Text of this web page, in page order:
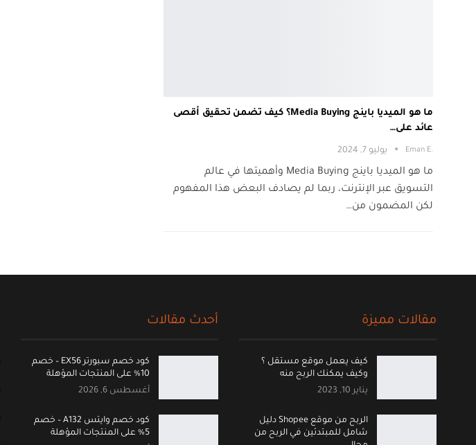
ما هو الميديا باينج Media Buying؟ كيف تضمن تحقيق أقصى
عائد على…
.Eman E يوليو 7, 2024
ما هو الميديا باينج Media Buying وأهميتها في عالم
التسويق عبر الإنترنت، ربما لم يصادف البعض هذا المفهوم
لكن المضمون من…
مقالات مميزة
كيف يعمل موقع مستقل ؟
وكيف يمكنك الربح منه
يناير 10, 2023
الربح من موقع Shopee دليل
شامل للمبتدئين في الربح من
أحدث مقالات
كود خصم سبورتر EX56 – خصم
10% على المنتجات المؤهلة
أغسطس 6, 2026
كود خصم وايتس A132 – خصم
5% على المنتجات المؤهلة